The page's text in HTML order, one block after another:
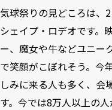
気球祭りの見どころは、
シェイプ・ロデオです。
ー、魔女や牛などユニー
で笑顔がこぼれそう。今
しみに来る人も多く、会
す。今では8万人以上の